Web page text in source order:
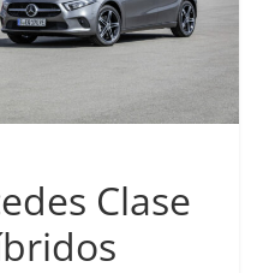
Clase